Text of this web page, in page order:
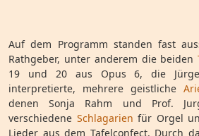
Auf dem Programm standen fast
Rathgeber, unter anderem die beiden
19 und 20 aus Opus 6, die
interpretierte, mehrere geistliche
denen Sonja Rahm und Prof.
verschiedene Schlagarien für Orgel
Lieder aus dem Tafelconfect. Durch